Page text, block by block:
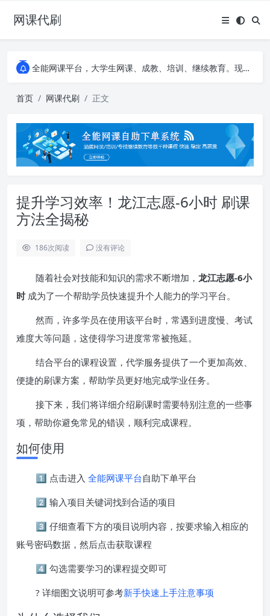
网课代刷
AI论文写作平台，根据真实文献内容生成论文
全能网课平台，大学生网课、成教、培训、继续教育。现已接入代刷代考项目3000+
全能网课平台，大学生网课、成教、培训、继续教育。现已接入代刷代考项目3000+
首页 网课代刷 正文
提升学习效率！龙江志愿-6小时 刷课
方法全揭秘
186次阅读 没有评论
随着社会对技能和知识的需求不断增加， 龙江志愿-6小
时成为了一个帮助学员快速提升个人能力的学习平台。
然而，许多学员在使用该平台时，常遇到进度慢、考试
难度大等问题，这使得学习进度常常被拖延。
结合平台的课程设置，代学服务提供了一个更加高效、
便捷的刷课方案，帮助学员更好地完成学业任务。
接下来，我们将详细介绍刷课时需要特别注意的一些事
项，帮助你避免常见的错误，顺利完成课程。
如何使用
1️⃣ 点击进入 全能网课平台自助下单平台
2️⃣ 输入项目关键词找到合适的项目
3️⃣ 仔细查看下方的项目说明内容，按要求输入相应的
账号密码数据，然后点击获取课程
4️⃣ 勾选需要学习的课程提交即可
? 详细图文说明可参考新手快速上手注意事项